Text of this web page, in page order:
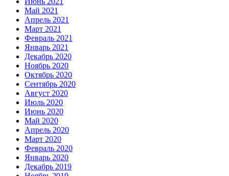
Май 2021
Апрель 2021
Март 2021
Февраль 2021
Январь 2021
Декабрь 2020
Ноябрь 2020
Октябрь 2020
Сентябрь 2020
Август 2020
Июль 2020
Июнь 2020
Май 2020
Апрель 2020
Март 2020
Февраль 2020
Январь 2020
Декабрь 2019